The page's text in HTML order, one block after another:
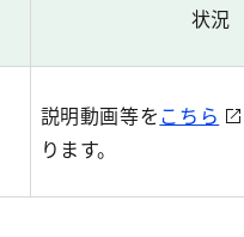
状況
説明動画等をこちら
ります。